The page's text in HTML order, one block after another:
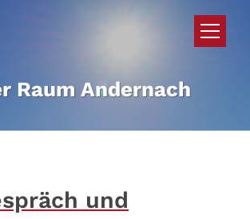
Raum Andernach
und